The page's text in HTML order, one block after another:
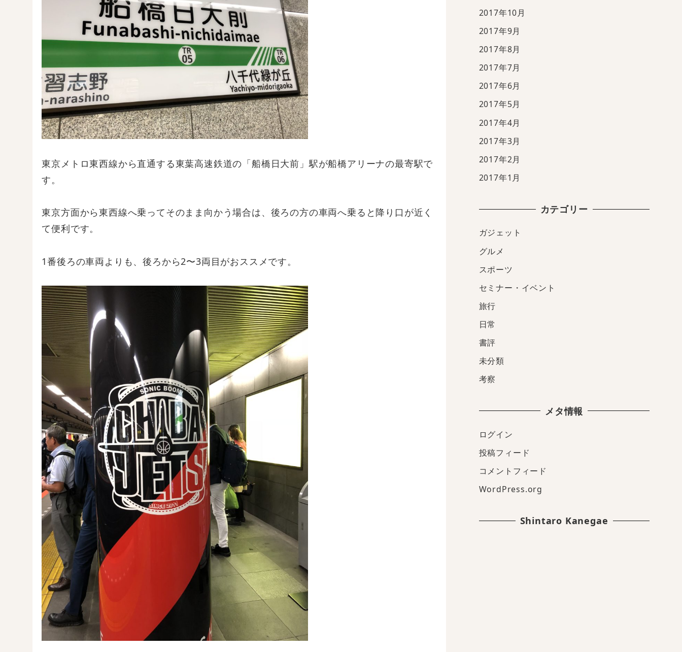
東京メトロ東西線から直通する東葉高速鉄道の「船橋日大前」駅が船橋アリーナの最寄駅で
す。
東京方面から東西線へ乗ってそのまま向かう場合は、後ろの方の車両へ乗ると降り口が近く
て便利です。
1番後ろの車両よりも、後ろから2〜3両目がおススメです。
2017年10月
2017年9月
2017年8月
2017年7月
2017年6月
2017年5月
2017年4月
2017年3月
2017年2月
2017年1月
カテゴリー
ガジェット
グルメ
スポーツ
セミナー・イベント
旅行
日常
書評
未分類
考察
メタ情報
ログイン
投稿フィード
コメントフィード
WordPress.org
Shintaro Kanegae